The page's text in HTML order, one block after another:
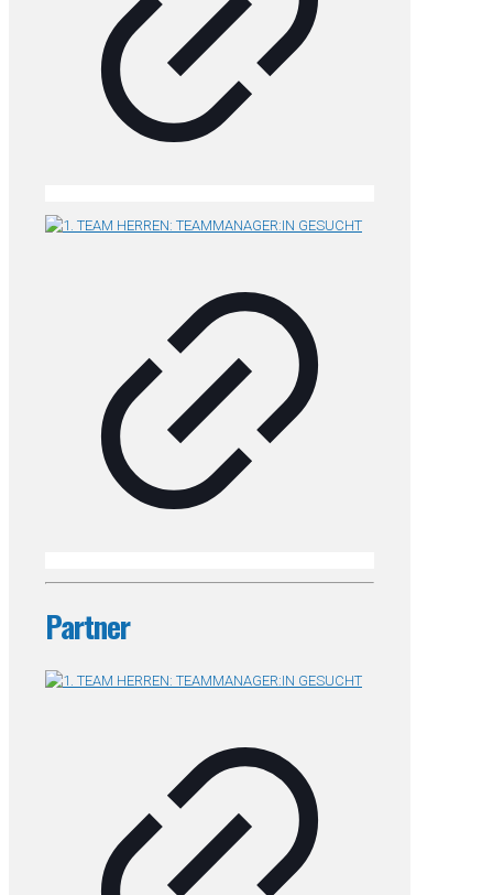
Partner